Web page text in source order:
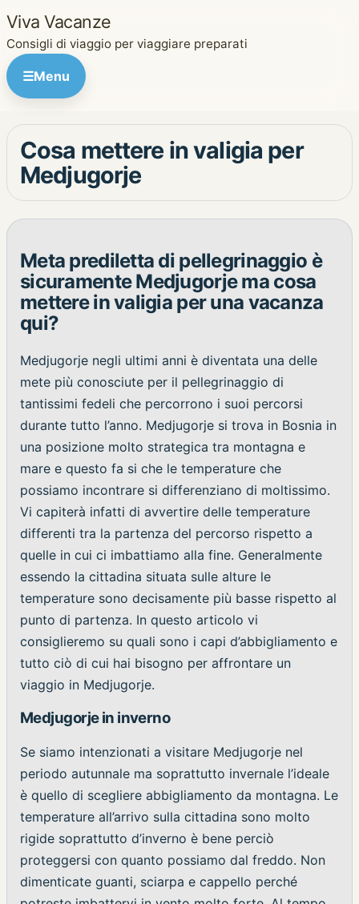
Viva Vacanze
Consigli di viaggio per viaggiare preparati
☰Menu
Cosa mettere in valigia per
Medjugorje
Meta prediletta di pellegrinaggio è
sicuramente Medjugorje ma cosa
mettere in valigia per una vacanza
qui?
Medjugorje negli ultimi anni è diventata una delle
mete più conosciute per il pellegrinaggio di
tantissimi fedeli che percorrono i suoi percorsi
durante tutto l’anno. Medjugorje si trova in Bosnia in
una posizione molto strategica tra montagna e
mare e questo fa si che le temperature che
possiamo incontrare si differenziano di moltissimo.
Vi capiterà infatti di avvertire delle temperature
differenti tra la partenza del percorso rispetto a
quelle in cui ci imbattiamo alla fine. Generalmente
essendo la cittadina situata sulle alture le
temperature sono decisamente più basse rispetto al
punto di partenza. In questo articolo vi
consiglieremo su quali sono i capi d’abbigliamento e
tutto ciò di cui hai bisogno per affrontare un
viaggio in Medjugorje.
Medjugorje in inverno
Se siamo intenzionati a visitare Medjugorje nel
periodo autunnale ma soprattutto invernale l’ideale
è quello di scegliere abbigliamento da montagna. Le
temperature all’arrivo sulla cittadina sono molto
rigide soprattutto d’inverno è bene perciò
proteggersi con quanto possiamo dal freddo. Non
dimenticate guanti, sciarpa e cappello perché